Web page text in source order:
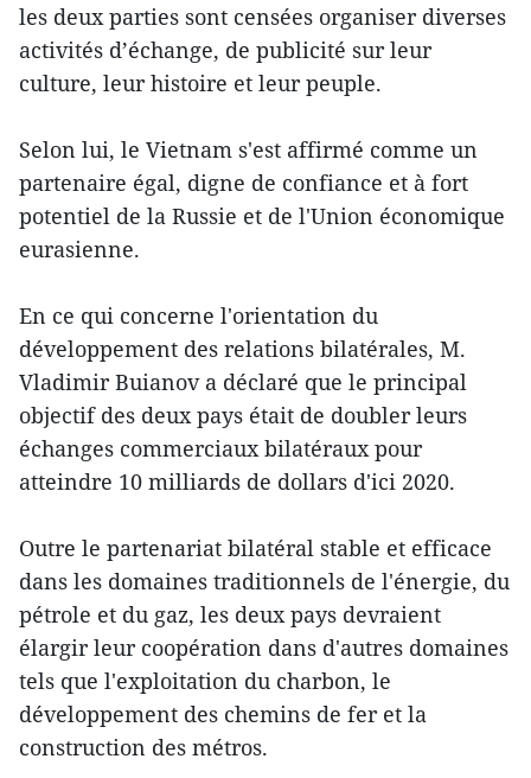
les deux parties sont censées organiser diverses
activités d’échange, de publicité sur leur
culture, leur histoire et leur peuple.
Selon lui, le Vietnam s'est affirmé comme un
partenaire égal, digne de confiance et à fort
potentiel de la Russie et de l'Union économique
eurasienne.
En ce qui concerne l'orientation du
développement des relations bilatérales, M.
Vladimir Buianov a déclaré que le principal
objectif des deux pays était de doubler leurs
échanges commerciaux bilatéraux pour
atteindre 10 milliards de dollars d'ici 2020.
Outre le partenariat bilatéral stable et efficace
dans les domaines traditionnels de l'énergie, du
pétrole et du gaz, les deux pays devraient
élargir leur coopération dans d'autres domaines
tels que l'exploitation du charbon, le
développement des chemins de fer et la
construction des métros.